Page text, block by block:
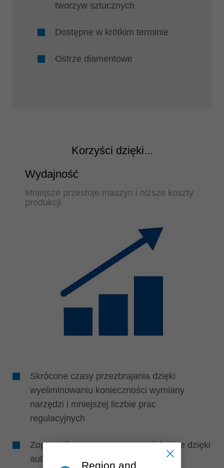
tworzyw sztucznych
Dostępne w krótkim terminie
Ostrze diamentowe
Korzyści dzięki...
Wydajność
Mniejsze przestoje maszyn i niższe koszty
produkcji
Skrócone czasy przezbrajania dzięki
wyeliminowaniu konieczności wymiany
narzędzi i mniejszej liczbie prac
regulacyjnych
Zoptymalizowane procesy produkcyjne dzięki
automatycznej zmianie profili
Region and